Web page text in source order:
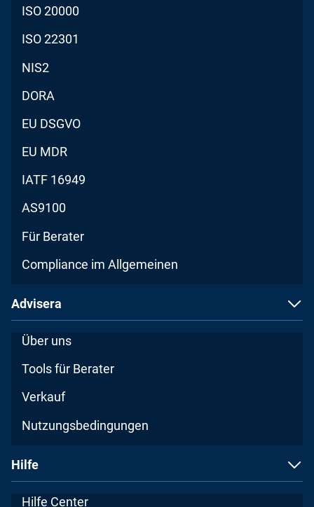
ISO 20000
ISO 22301
NIS2
DORA
EU DSGVO
EU MDR
IATF 16949
AS9100
Für Berater
Compliance im Allgemeinen
Advisera
Über uns
Tools für Berater
Verkauf
Nutzungsbedingungen
Hilfe
Hilfe Center